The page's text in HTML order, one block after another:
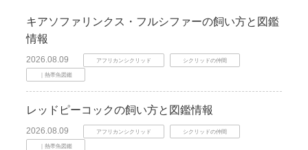
キアソファリンクス・フルシファーの飼い方と図鑑
情報
2026.08.09 アフリカンシクリッド シクリッドの仲間
｜熱帯魚図鑑
レッドピーコックの飼い方と図鑑情報
2026.08.09 アフリカンシクリッド シクリッドの仲間
｜熱帯魚図鑑